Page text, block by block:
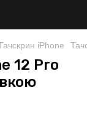
iPhone
12 Pro